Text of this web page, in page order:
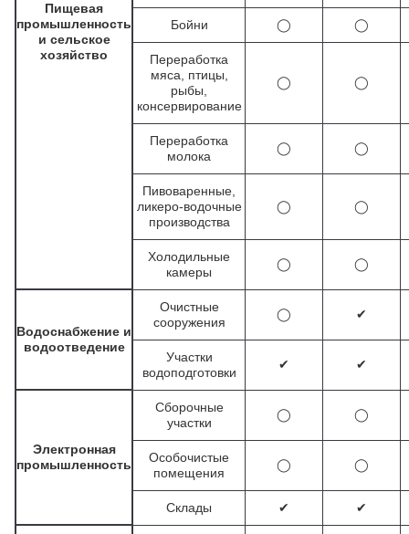
Пищевая
промышленность
и сельское
хозяйство
Бойни ◯ ◯
Переработка
мяса, птицы,
рыбы,
консервирование
◯ ◯
Переработка
молока
◯ ◯
Пивоваренные,
ликеро-водочные
производства
◯ ◯
Холодильные
камеры
◯ ◯
Водоснабжение и
водоотведение
Очистные
сооружения
◯ ✔
Участки
водоподготовки
✔ ✔
Электронная
промышленность
Сборочные
участки
◯ ◯
Особочистые
помещения
◯ ◯
Склады ✔ ✔